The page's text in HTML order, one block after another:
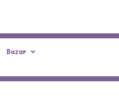
Bazar